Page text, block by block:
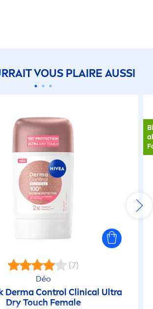
VOUS PLAIRE AUSSI
(7)
Déo
Derma Control Clinical Ultra
Dry Touch Female